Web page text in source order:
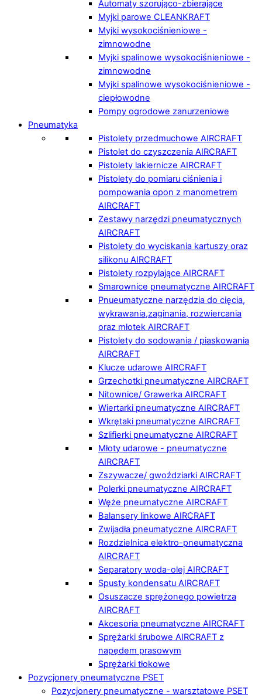
Automaty szorująco-zbierające
Myjki parowe CLEANKRAFT
Myjki wysokociśnieniowe -
zimnowodne
Myjki spalinowe wysokociśnieniowe -
zimnowodne
Myjki spalinowe wysokociśnieniowe -
ciepłowodne
Pompy ogrodowe zanurzeniowe
Pneumatyka
Pistolety przedmuchowe AIRCRAFT
Pistolet do czyszczenia AIRCRAFT
Pistolety lakiernicze AIRCRAFT
Pistolety do pomiaru ciśnienia i
pompowania opon z manometrem
AIRCRAFT
Zestawy narzędzi pneumatycznych
AIRCRAFT
Pistolety do wyciskania kartuszy oraz
silikonu AIRCRAFT
Pistolety rozpylające AIRCRAFT
Smarownice pneumatyczne AIRCRAFT
Pnueumatyczne narzędzia do cięcia,
wykrawania,zaginania, rozwiercania
oraz młotek AIRCRAFT
Pistolety do sodowania / piaskowania
AIRCRAFT
Klucze udarowe AIRCRAFT
Grzechotki pneumatyczne AIRCRAFT
Nitownice/ Grawerka AIRCRAFT
Wiertarki pneumatyczne AIRCRAFT
Wkrętaki pneumatyczne AIRCRAFT
Szlifierki pneumatyczne AIRCRAFT
Młoty udarowe - pneumatyczne
AIRCRAFT
Zszywacze/ gwoździarki AIRCRAFT
Polerki pneumatyczne AIRCRAFT
Węże pneumatyczne AIRCRAFT
Balansery linkowe AIRCRAFT
Zwijadła pneumatyczne AIRCRAFT
Rozdzielnica elektro-pneumatyczna
AIRCRAFT
Separatory woda-olej AIRCRAFT
Spusty kondensatu AIRCRAFT
Osuszacze sprężonego powietrza
AIRCRAFT
Akcesoria pneumatyczne AIRCRAFT
Sprężarki śrubowe AIRCRAFT z
napędem prasowym
Sprężarki tłokowe
Pozycjonery pneumatyczne PSET
Pozycjonery pneumatyczne - warsztatowe PSET